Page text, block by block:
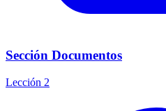
Sección Documentos
Lección 2